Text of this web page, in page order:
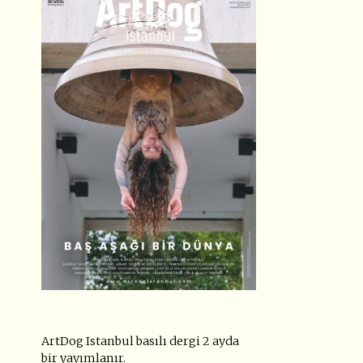
ArtDog Istanbul basılı dergi 2 ayda
bir yayımlanır.